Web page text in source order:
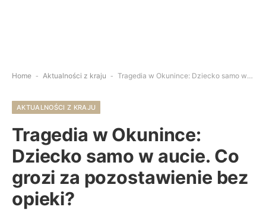
Home - Aktualności z kraju - Tragedia w Okunince: Dziecko samo w aucie. Co grozi za pozostawienie bez opieki?
AKTUALNOŚCI Z KRAJU
Tragedia w Okunince:
Dziecko samo w aucie. Co
grozi za pozostawienie bez
opieki?